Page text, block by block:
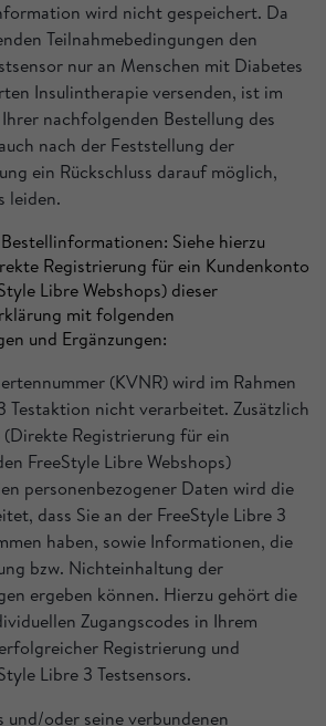
wird nicht gespeichert. Da
Teilnahmebedingungen den
nur an Menschen mit Diabetes
Insulintherapie versenden, ist im
nachfolgenden Bestellung des
nach der Feststellung der
ein Rückschluss darauf möglich,
leiden.
Siehe hierzu
Registrierung für ein Kundenkonto
Libre Webshops) dieser
mit folgenden
und Ergänzungen:
(KVNR) wird im Rahmen
Testaktion nicht verarbeitet. Zusätzlich
(Direkte Registrierung für ein
FreeStyle Libre Webshops)
personenbezogener Daten wird die
dass Sie an der FreeStyle Libre 3
haben, sowie Informationen, die
bzw. Nichteinhaltung der
ergeben können. Hierzu gehört die
Zugangscodes in Ihrem
Registrierung und
Libre 3 Testsensors.
oder seine verbundenen